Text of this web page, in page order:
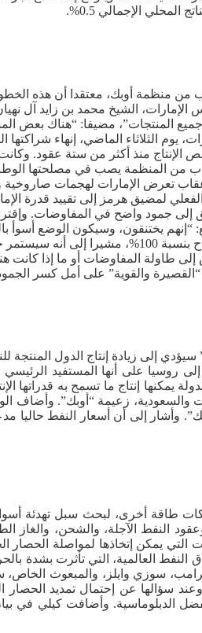
من منظمة أوبك، معتقدا أن
أنه قرار رائع”. وأضاف ترامب أن رئيس
المنتجات”، مضيفا: “هناك بعض
28 فبراير. وفي إعلان مفاجئ، أعلنت الإمارات، يوم
الإنتاج منذ أكثر من ستة عقود.
من المنظمة يصب في مصلحتها
تعرض الإمارات لهجمات
لمضيق هرمز إلى تقييد قدرة
جمود واضح في المفاوضات.
يختنقون، وسيكون الوضع أسوأ
في حديثه من المكتب البيضاوي بعد ظهر يوم أمس الأربعاء، الحصار
طاولة المفاوضات أو ما إذا
والقوية” على أمل كسر
إلى زيادة إنتاج الدول
روسيا على أنها المستفيد
يمكنها إنتاج ما تسمح به
زعيمة “أوبك”. وأضاف
وأشار إلى أن أسعار النفط
طاقة أخرى، لبحث سبل تهدئة
النفط الآجلة، والشحن،
يمكن إتخاذها لمواصلة الحصار
العالمية، التي تأثرت بشدة
سوزي وايلز، والمبعوث
سؤالها عن إحتمال تمديد الحصار
وأضافت كيلي في بيان